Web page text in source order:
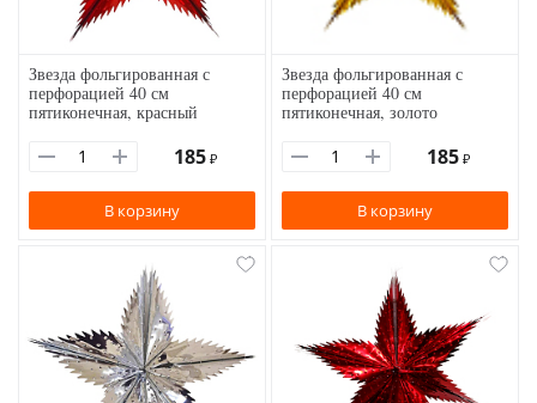
Звезда фольгированная с
перфорацией 40 см
пятиконечная, красный
185 ₽
В корзину
Звезда фольгированная с
перфорацией 40 см
пятиконечная, золото
185 ₽
В корзину